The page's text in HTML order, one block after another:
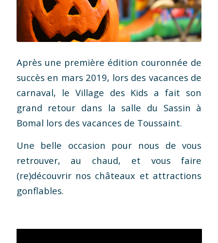
Après une première édition couronnée de
succès en mars 2019, lors des vacances de
carnaval, le Village des Kids a fait son
grand retour dans la salle du Sassin à
Bomal lors des vacances de Toussaint.
Une belle occasion pour nous de vous
retrouver, au chaud, et vous faire
(re)découvrir nos châteaux et attractions
gonflables.